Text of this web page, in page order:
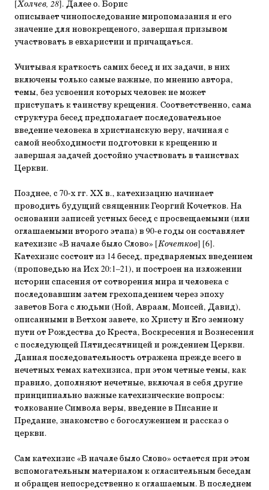
[Холчев, 28]. Далее о. Борис
описывает чинопоследование миропомазания и его
значение для новокрещеного, завершая призывом
участвовать в евхаристии и причащаться.
Учитывая краткость самих бесед и их задачи, в них
включены только самые важные, по мнению автора,
темы, без усвоения которых человек не может
приступать к таинству крещения. Соответственно, сама
структура бесед предполагает последовательное
введение человека в христианскую веру, начиная с
самой необходимости подготовки к крещению и
завершая задачей достойно участвовать в таинствах
Церкви.
Позднее, с 70-х гг. ХХ в., катехизацию начинает
проводить будущий священник Георгий Кочетков. На
основании записей устных бесед с просвещаемыми (или
оглашаемыми второго этапа) в 90-е годы он составляет
катехизис «В начале было Слово» [Кочетков] [6].
Катехизис состоит из 14 бесед, предваряемых введением
(проповедью на Исх 20:1–21), и построен на изложении
истории спасения от сотворения мира и человека с
последовавшим затем грехопадением через эпоху
заветов Бога с людьми (Ной, Авраам, Моисей, Давид),
описанными в Ветхом завете, ко Христу и Его земному
пути от Рождества до Креста, Воскресения и Вознесения
с последующей Пятидесятницей и рождением Церкви.
Данная последовательность отражена прежде всего в
нечетных темах катехизиса, при этом четные темы, как
правило, дополняют нечетные, включая в себя другие
принципиально важные катехизические вопросы:
толкование Символа веры, введение в Писание и
Предание, знакомство с богослужением и рассказ о
церкви.
Сам катехизис «В начале было Слово» остается при этом
вспомогательным материалом к огласительным беседам
и обращен непосредственно к оглашаемым. В последнем